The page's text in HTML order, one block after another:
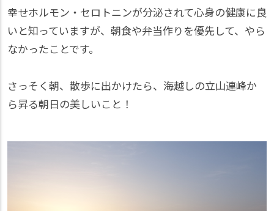
幸せホルモン・セロトニンが分泌されて心身の健康に良
いと知っていますが、朝食や弁当作りを優先して、やら
なかったことです。
さっそく朝、散歩に出かけたら、海越しの立山連峰か
ら昇る朝日の美しいこと！